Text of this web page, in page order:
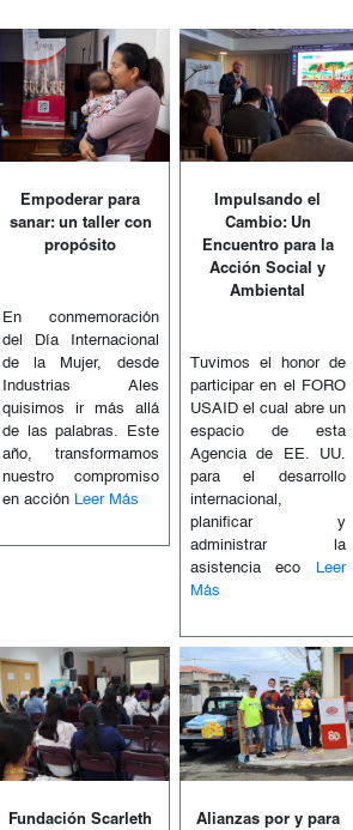
Empoderar para
sanar: un taller con
propósito
En conmemoración
del Día Internacional
de la Mujer, desde
Industrias Ales
quisimos ir más allá
de las palabras. Este
año, transformamos
nuestro compromiso
en acción Leer Más
Impulsando el
Cambio: Un
Encuentro para la
Acción Social y
Ambiental
Tuvimos el honor de
participar en el FORO
USAID el cual abre un
espacio de esta
Agencia de EE. UU.
para el desarrollo
internacional,
planificar y
administrar la
asistencia eco
Leer
Más
Fundación Scarleth
Alianzas por y para